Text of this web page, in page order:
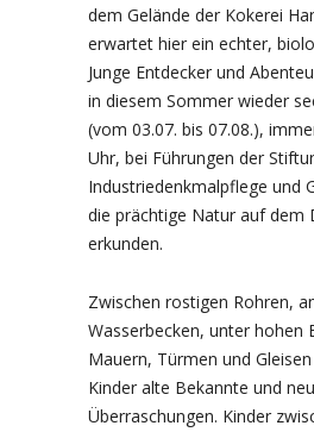
dem Gelände der Kokerei
erwartet hier ein echter,
Junge Entdecker und
in diesem Sommer wieder
(vom 03.07. bis 07.08.),
Uhr, bei Führungen der
Industriedenkmalpflege und
die prächtige Natur auf dem
erkunden.
Zwischen rostigen Rohren,
Wasserbecken, unter hohen
Mauern, Türmen und
Kinder alte Bekannte und
Überraschungen. Kinder